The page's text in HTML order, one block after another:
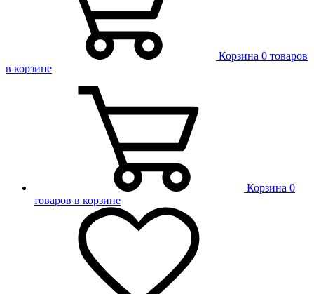
Корзина 0 товаров
в корзине
Корзина 0
товаров в корзине